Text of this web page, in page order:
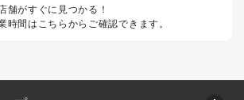
舗がすぐに見つかる！
時間はこちらからご確認できます。